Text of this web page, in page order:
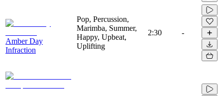
Amber Day
Infraction
Pop, Percussion,
Marimba, Summer,
Happy, Upbeat,
Uplifting
2:30 -